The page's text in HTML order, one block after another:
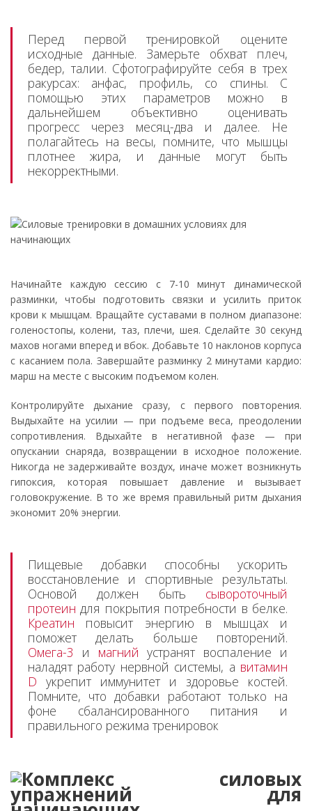
Перед первой тренировкой оцените
исходные данные. Замерьте обхват плеч,
бедер, талии. Сфотографируйте себя в трех
ракурсах: анфас, профиль, со спины. С
помощью этих параметров можно в
дальнейшем объективно оценивать
прогресс через месяц-два и далее. Не
полагайтесь на весы, помните, что мышцы
плотнее жира, и данные могут быть
некорректными.
Начинайте каждую сессию с 7-10 минут динамической
разминки, чтобы подготовить связки и усилить приток
крови к мышцам. Вращайте суставами в полном диапазоне:
голеностопы, колени, таз, плечи, шея. Сделайте 30 секунд
махов ногами вперед и вбок. Добавьте 10 наклонов корпуса
с касанием пола. Завершайте разминку 2 минутами кардио:
марш на месте с высоким подъемом колен.
Контролируйте дыхание сразу, с первого повторения.
Выдыхайте на усилии — при подъеме веса, преодолении
сопротивления. Вдыхайте в негативной фазе — при
опускании снаряда, возвращении в исходное положение.
Никогда не задерживайте воздух, иначе может возникнуть
гипоксия, которая повышает давление и вызывает
головокружение. В то же время правильный ритм дыхания
экономит 20% энергии.
Пищевые добавки способны ускорить
восстановление и спортивные результаты.
Основой должен быть сывороточный
протеин для покрытия потребности в белке.
Креатин повысит энергию в мышцах и
поможет делать больше повторений.
Омега-3 и магний устранят воспаление и
наладят работу нервной системы, а витамин
D укрепит иммунитет и здоровье костей.
Помните, что добавки работают только на
фоне сбалансированного питания и
правильного режима тренировок